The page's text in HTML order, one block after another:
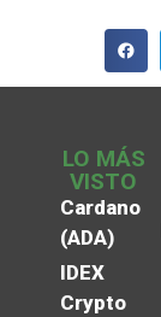
LO MÁS
VISTO
Cardano
(ADA)
IDEX
Crypto